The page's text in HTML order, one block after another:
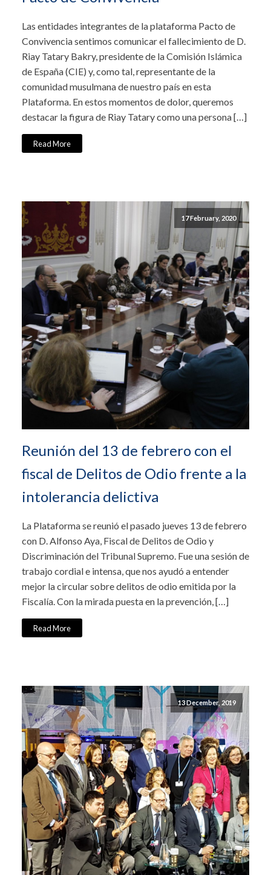
Las entidades integrantes de la plataforma Pacto de
Convivencia sentimos comunicar el fallecimiento de D.
Riay Tatary Bakry, presidente de la Comisión Islámica
de España (CIE) y, como tal, representante de la
comunidad musulmana de nuestro país en esta
Plataforma. En estos momentos de dolor, queremos
destacar la figura de Riay Tatary como una persona […]
Read More
17 February, 2020
Reunión del 13 de febrero con el
fiscal de Delitos de Odio frente a la
intolerancia delictiva
La Plataforma se reunió el pasado jueves 13 de febrero
con D. Alfonso Aya, Fiscal de Delitos de Odio y
Discriminación del Tribunal Supremo. Fue una sesión de
trabajo cordial e intensa, que nos ayudó a entender
mejor la circular sobre delitos de odio emitida por la
Fiscalía. Con la mirada puesta en la prevención, […]
Read More
13 December, 2019